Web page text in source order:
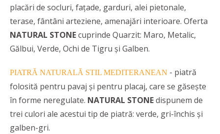
placări de socluri, fațade, garduri, alei pietonale,
terase, fântâni arteziene, amenajări interioare. Oferta
NATURAL STONEcuprinde Quarzit: Maro, Metalic,
Gălbui, Verde, Ochi de Tigru și Galben.
PIATRĂ NATURALĂ STIL MEDITERANEAN - piatră
folosită pentru pavaj și pentru placaj, care se găsește
în forme neregulate. NATURAL STONEdispunem de
trei culori ale acestui tip de piatră: verde, gri-închis și
galben-gri.